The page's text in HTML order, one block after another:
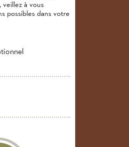
veillez à vous
possibles dans votre